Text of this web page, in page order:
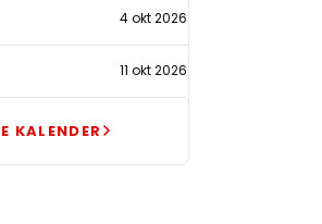
4 okt 2026
11 okt 2026
KALENDER